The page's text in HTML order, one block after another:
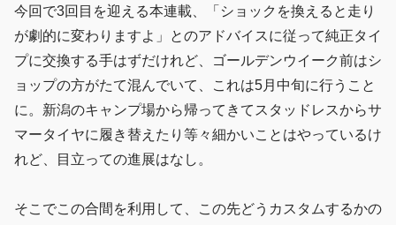
今回で3回目を迎える本連載、「ショックを換えると走り
が劇的に変わりますよ」とのアドバイスに従って純正タイ
プに交換する手はずだけれど、ゴールデンウイーク前はシ
ョップの方がたて混んでいて、これは5月中旬に行うこと
に。新潟のキャンプ場から帰ってきてスタッドレスからサ
マータイヤに履き替えたり等々細かいことはやっているけ
れど、目立っての進展はなし。
そこでこの合間を利用して、この先どうカスタムするかの